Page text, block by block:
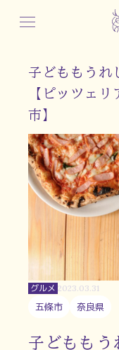
子どももうれ
【ピッツェ
市】
グルメ 2023.03.31
五條市 奈良県
子どももう